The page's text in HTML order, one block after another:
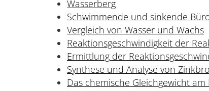
Wasserberg
Schwimmende und sinkende
Vergleich von Wasser und Wachs
Reaktionsgeschwindigkeit der
Ermittlung der
Synthese und Analyse von
Das chemische Gleichgewicht